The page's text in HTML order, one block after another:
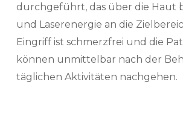
durchgeführt, das über die Haut
und Laserenergie an die
Eingriff ist schmerzfrei und die
können unmittelbar nach der
täglichen Aktivitäten nachgehen.